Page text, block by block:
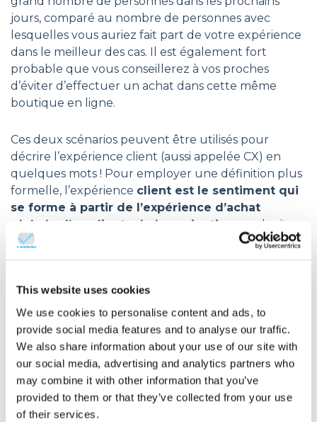
This website uses cookies
We use cookies to personalise content and ads, to
provide social media features and to analyse our traffic.
We also share information about your use of our site with
our social media, advertising and analytics partners who
may combine it with other information that you’ve
provided to them or that they’ve collected from your use
of their services.
jours, comparé au nombre de personnes avec
lesquelles vous auriez fait part de votre expérience
dans le meilleur des cas. Il est également fort
probable que vous conseillerez à vos proches
d’éviter d’effectuer un achat dans cette même
boutique en ligne.
Ces deux scénarios peuvent être utilisés pour
décrire l’expérience client (aussi appelée CX) en
quelques mots ! Pour employer une définition plus
formelle, l’expérience client est le sentiment qui
se forme à partir de l’expérience d’achat
globale d’un client : de la navigation
sur le site
de la boutique
à la prise de contact avec
vente.
Bon, vous pensez peut-être que vous offrez déjà à
vos clients une expérience satisfaisante, mais des
études ont montré qu’il existe un fossé entre ce
que les marques et les consommateurs croient :